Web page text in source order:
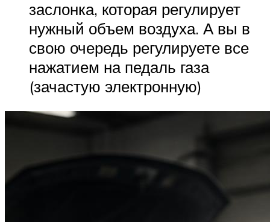
заслонка, которая регулирует
нужный объем воздуха. А вы в
свою очередь регулируете все
нажатием на педаль газа
(зачастую электронную)